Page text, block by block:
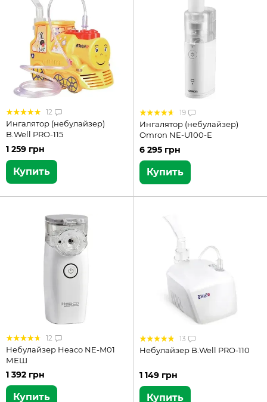
12
Ингалятор (небулайзер)
B.Well PRO-115
1 259 грн
Купить
19
Ингалятор (небулайзер)
Omron NE-U100-Е
6 295 грн
Купить
12
Небулайзер Heaco NE-M01
МЕШ
1 392 грн
Купить
13
Небулайзер B.Well PRO-110
1 149 грн
Купить